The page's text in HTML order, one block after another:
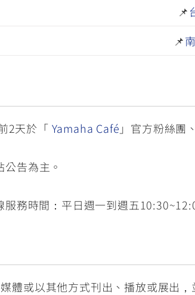
📌
📌
2天於「 Yamaha Café 」官方粉絲團
告為主。
務時間：平日週一到週五
體或以其他方式刊出、播放或展出